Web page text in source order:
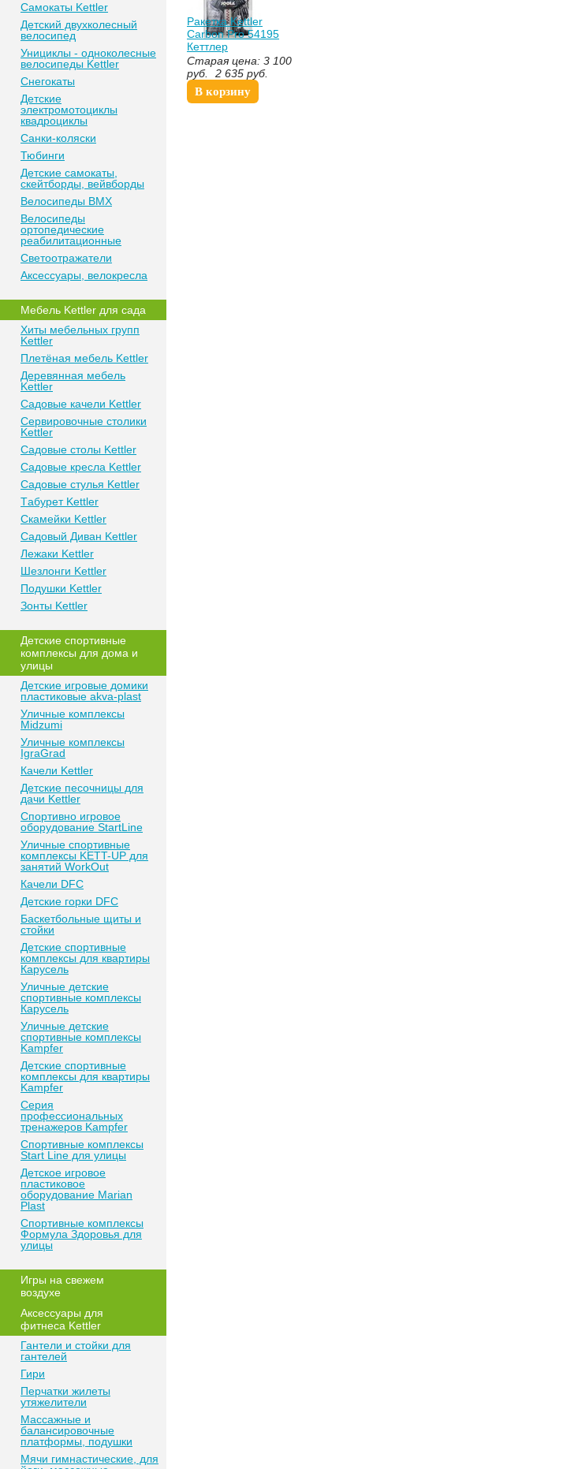
Самокаты Kettler
Детский двухколесный
велосипед
Унициклы - одноколесные
велосипеды Kettler
Снегокаты
Детские
электромотоциклы
квадроциклы
Санки-коляски
Тюбинги
Детские самокаты,
скейтборды, вейвборды
Велосипеды BMX
Велосипеды
ортопедические
реабилитационные
Светоотражатели
Аксессуары, велокресла
Мебель Kettler для сада
Хиты мебельных групп
Kettler
Плетёная мебель Kettler
Деревянная мебель
Kettler
Садовые качели Kettler
Сeрвирoвочные cтoлики
Kettler
Сaдoвые cтoлы Kettler
Сaдoвые крeслa Kettler
Сaдoвыe cтулья Kettler
Тaбурeт Kettler
Скaмeйки Kettler
Сaдoвый Дивaн Kettler
Лежаки Kettler
Шезлонги Kettler
Пoдушки Kettler
Зонты Kettler
Дeтские спoртивныe
кoмплeксы для дома и
улицы
Детские игровые домики
пластиковые akva-plast
Уличные комплексы
Midzumi
Уличные комплексы
IgraGrad
Качели Kettler
Детские песочницы для
дачи Kettler
Спортивно игровое
оборудование StartLine
Уличные спортивные
комплексы KETT-UP для
занятий WorkOut
Качели DFC
Детские горки DFC
Баскетбольные щиты и
стойки
Детские спортивные
комплексы для квартиры
Карусель
Уличные детские
спортивные комплексы
Карусель
Уличные детские
спортивные комплексы
Kampfer
Детские спортивные
комплексы для квартиры
Kampfer
Серия
профессиональных
тренажеров Kampfer
Спортивные комплексы
Start Line для улицы
Детское игровое
пластиковое
оборудование Marian
Plast
Спортивные комплексы
Формула Здоровья для
улицы
Игры на свежем
воздухе
Аксессуары для
фитнеса Kettler
Гантели и стойки для
гантелей
Гири
Перчатки жилеты
утяжелители
Массажные и
балансировочные
платформы, подушки
Мячи гимнастические, для
Ракетка Kettler
Carbon Pro 54195
Кеттлер
Старая цена: 3 100
руб.
2 635 руб.
В корзину